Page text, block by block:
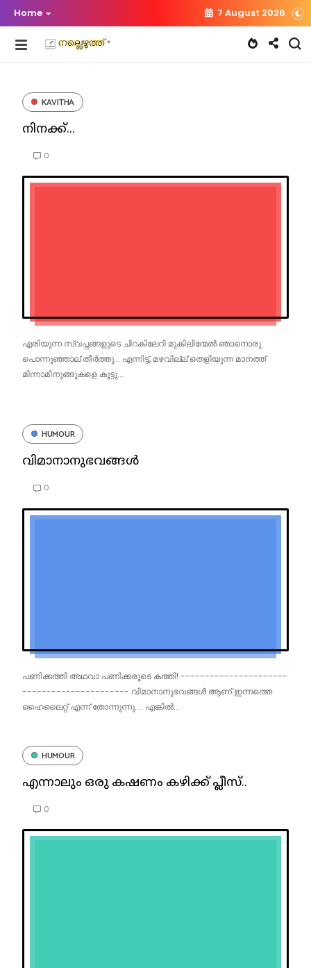
Home 7 August 2026
KAVITHA
നിനക്ക്...
0
എരിയുന്ന സ്വപ്നങ്ങളുടെ ചിറകിലേറി മുകിലിന്മേൽ ഞാനൊരു
പൊന്നൂഞ്ഞാല് തീർത്തു... എന്നിട്ട്, മഴവില്ല് തെളിയുന്ന മാനത്ത്
മിന്നാമിനുങ്ങുകളെ കൂട്ടു...
HUMOUR
വിമാനാനുഭവങ്ങൾ
0
പണിക്കത്തി അഥവാ പണിക്കരുടെ കത്തി! ----------------------
---------------------- വിമാനാനുഭവങ്ങൾ ആണ് ഇന്നത്തെ
ഹൈലൈറ്റ് എന്ന് തോന്നുന്നു.... എങ്കിൽ...
HUMOUR
എന്നാലും ഒരു കഷണം കഴിക്ക്‌ പ്ലീസ്..
0